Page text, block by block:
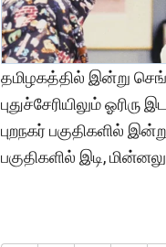
தமிழகத்தில் இன்று
புதுச்சேரியிலும்
புறநகர் பகுதிகளில்
பகுதிகளில் இடி,